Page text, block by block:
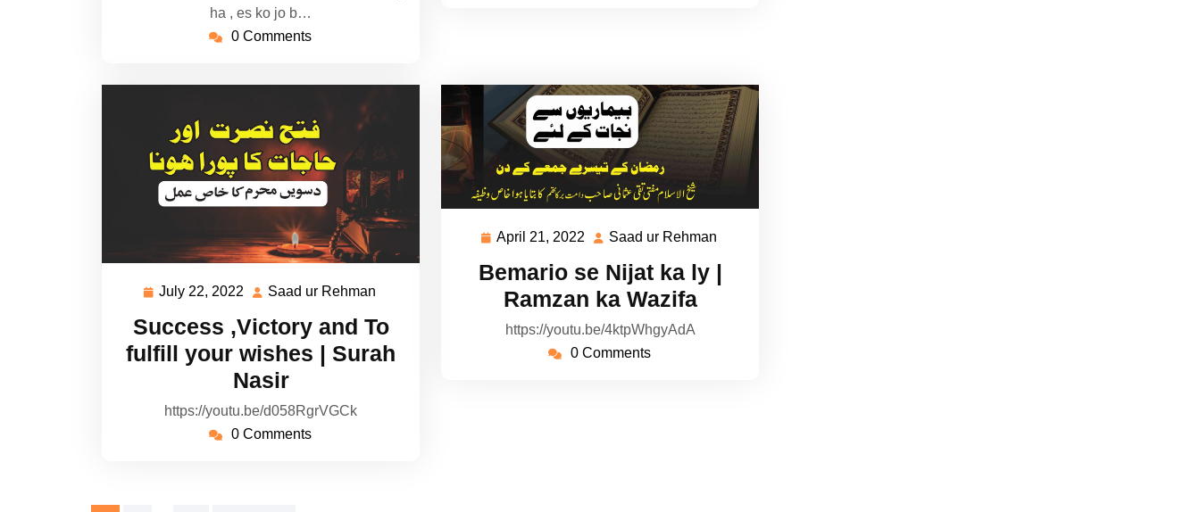
ha , es ko jo b…
0 Comments
July 22, 2022
July
2022
Saad ur Rehman
Rehman
Success ,Victory and To
fulfill your wishes | Surah
Nasir
https://youtu.be/d058RgrVGCk
0 Comments
April 21, 2022
April
2022
Saad ur Rehman
Bemario se Nijat ka ly |
Ramzan ka Wazifa
https://youtu.be/4ktpWhgyAdA
0 Comments